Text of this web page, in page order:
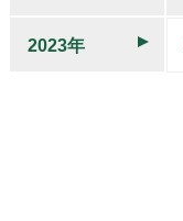
2023年